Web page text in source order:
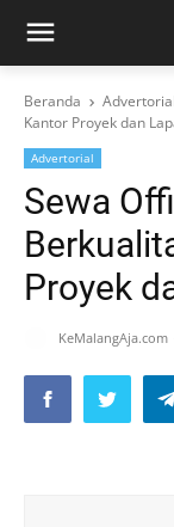
Beranda Advertorial
Kantor Proyek dan
Advertorial
Sewa
Proyek
KeMalangAja.com